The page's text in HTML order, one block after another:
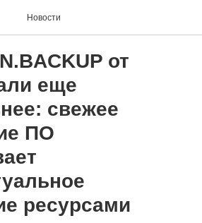
Новости
от
еще
свежее
ПО
ресурсами